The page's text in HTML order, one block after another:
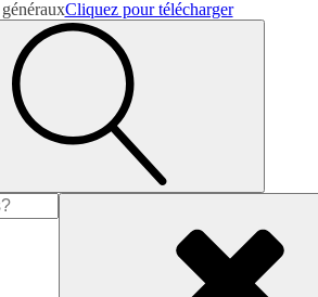
Cliquez pour télécharger